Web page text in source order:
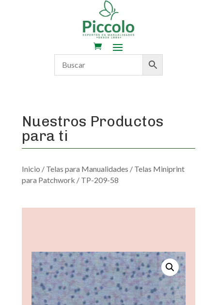
Nuestros Productos
para ti
Inicio / Telas para Manualidades / Telas Miniprint
para Patchwork / TP-209-58